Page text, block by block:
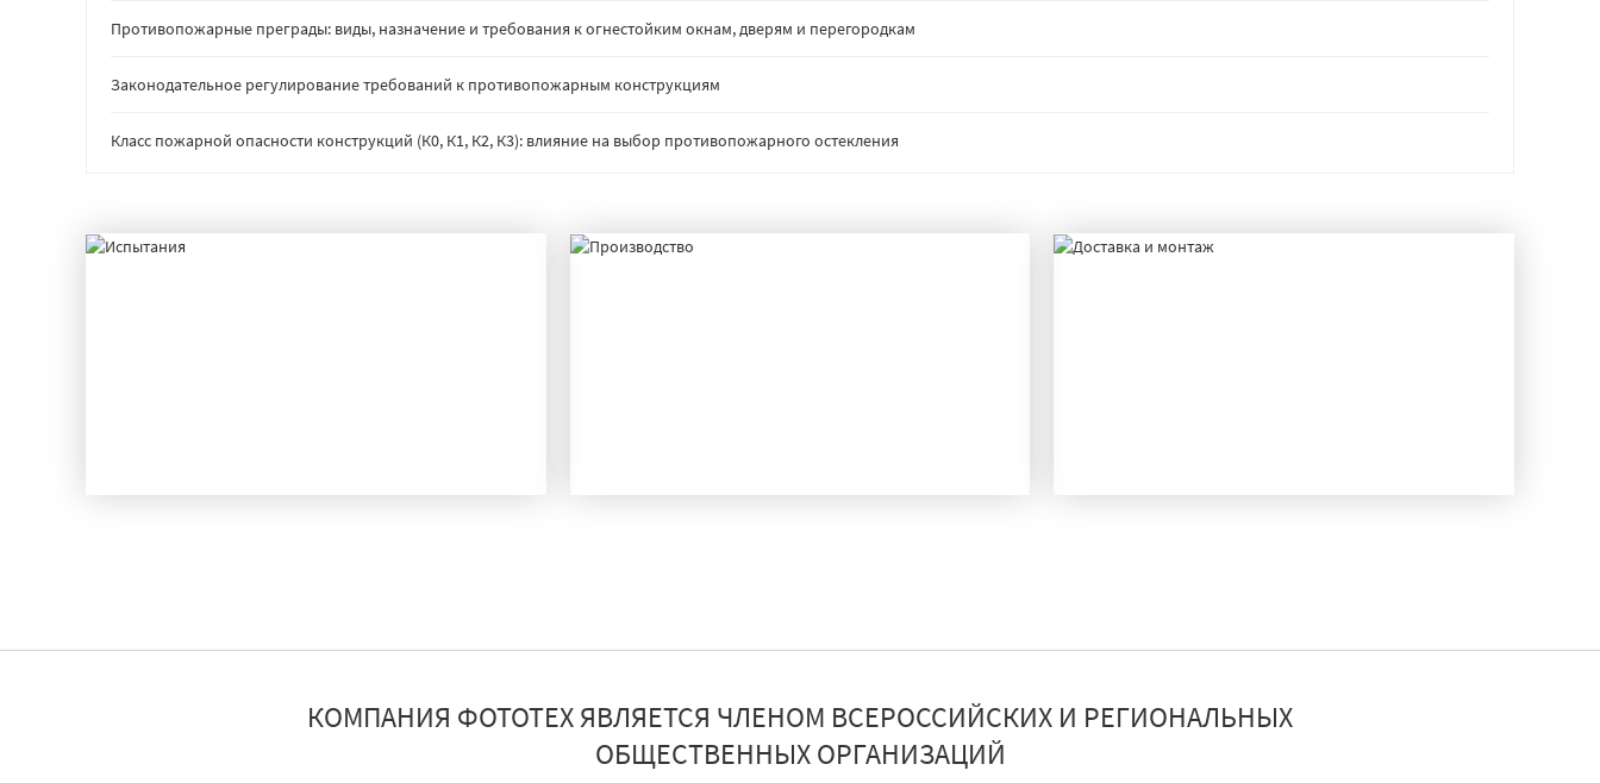
Противопожарные преграды: виды, назначение и требования к огнестойким окнам, дверям и перегородкам
Законодательное регулирование требований к противопожарным конструкциям
Класс пожарной опасности конструкций (К0, К1, К2, К3): влияние на выбор противопожарного остекления
КОМПАНИЯ ФОТОТЕХ ЯВЛЯЕТСЯ ЧЛЕНОМ ВСЕРОССИЙСКИХ И РЕГИОНАЛЬНЫХ
ОБЩЕСТВЕННЫХ ОРГАНИЗАЦИЙ